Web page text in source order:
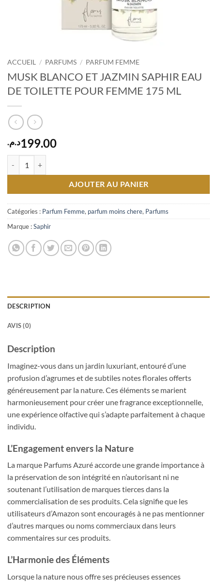
ACCUEIL / PARFUMS / PARFUM FEMME
MUSK BLANCO ET JAZMIN SAPHIR EAU
DE TOILETTE POUR FEMME 175 ML
199.00د.م.
AJOUTER AU PANIER
Catégories : Parfum Femme, parfum moins chere, Parfums
Marque :Saphir
DESCRIPTION
AVIS (0)
Description
Imaginez-vous dans un jardin luxuriant, entouré d’une
profusion d’agrumes et de subtiles notes florales offerts
généreusement par la nature. Ces éléments se marient
harmonieusement pour créer une fragrance exceptionnelle,
une expérience olfactive qui s’adapte parfaitement à chaque
individu.
L’Engagement envers la Nature
La marque Parfums Azuré accorde une grande importance à
la préservation de son intégrité en n’autorisant ni ne
soutenant l’utilisation de marques tierces dans la
commercialisation de ses produits. Cela signifie que les
utilisateurs d’Amazon sont encouragés à ne pas mentionner
d’autres marques ou noms commerciaux dans leurs
commentaires sur ces produits.
L’Harmonie des Éléments
Lorsque la nature nous offre ses précieuses essences